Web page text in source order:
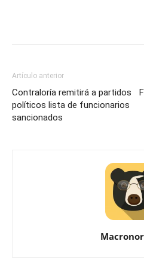
Artículo anterior
Contraloría remitirá a partidos
políticos lista de funcionarios
sancionados